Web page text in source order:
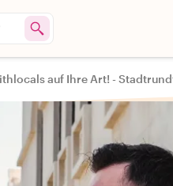
auf Ihre Art! -